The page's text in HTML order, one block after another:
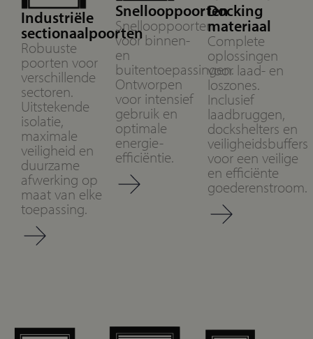
Industriële
sectionaalpoorten
Robuuste
poorten voor
verschillende
sectoren.
Uitstekende
isolatie,
maximale
veiligheid en
duurzame
afwerking op
maat van elke
toepassing.
Snellooppoorten
Snellooppoorten
voor binnen-
en
buitentoepassingen.
Ontworpen
voor intensief
gebruik en
optimale
energie-
efficiëntie.
Docking
materiaal
Complete
oplossingen
voor laad- en
loszones.
Inclusief
laadbruggen,
dockshelters en
veiligheidsbuffers
voor een veilige
en efficiënte
goederenstroom.